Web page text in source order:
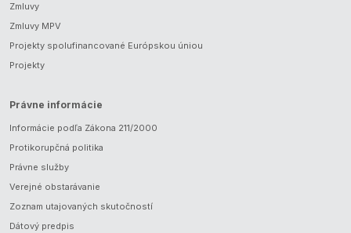
Zmluvy
Zmluvy MPV
Projekty spolufinancované Európskou úniou
Projekty
Právne informácie
Informácie podľa Zákona 211/2000
Protikorupčná politika
Právne služby
Verejné obstarávanie
Zoznam utajovaných skutočností
Dátový predpis